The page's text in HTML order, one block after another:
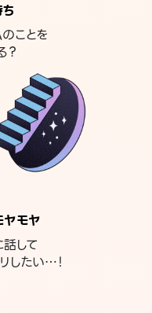
ことを
？
モヤ
して
したい…！